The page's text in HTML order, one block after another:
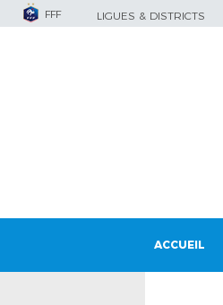
FFF LIGUES & DISTRICTS
ACCUEIL